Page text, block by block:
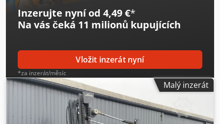
Inzerujte nyní od 4,49 €*
Na vás čeká 11 milionů kupujících
Vložit inzerát nyní
*za inzerát/měsíc
Malý inzerát